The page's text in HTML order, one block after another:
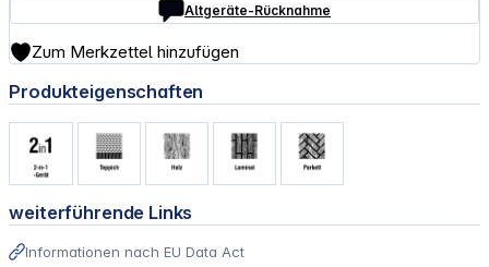
Altgeräte-Rücknahme
Zum Merkzettel hinzufügen
Produkteigenschaften
weiterführende Links
Informationen nach EU Data Act